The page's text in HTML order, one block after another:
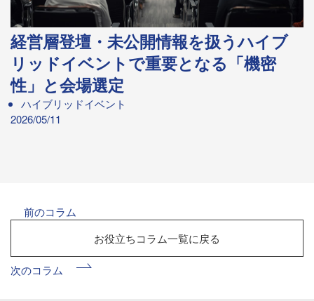
経営層登壇・未公開情報を扱うハイブ
リッドイベントで重要となる「機密
性」と会場選定
ハイブリッドイベント
2026/05/11
前のコラム
お役立ちコラム一覧に戻る
次のコラム